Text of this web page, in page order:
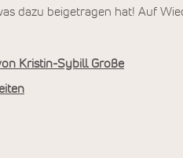
dazu beigetragen hat! Auf
Kristin-Sybill Große